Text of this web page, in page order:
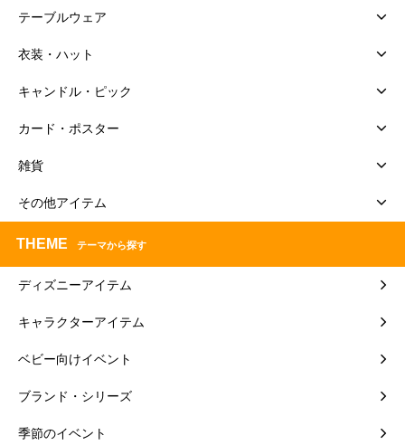
テーブルウェア
衣装・ハット
キャンドル・ピック
カード・ポスター
雑貨
その他アイテム
THEME テーマから探す
ディズニーアイテム
キャラクターアイテム
ベビー向けイベント
ブランド・シリーズ
季節のイベント